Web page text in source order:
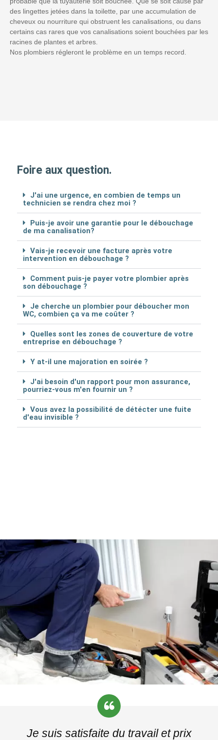
des lingettes jetées dans la toilette, par une accumulation de
cheveux ou nourriture qui obstruent les canalisations, ou dans
certains cas rares que vos canalisations soient bouchées par les
racines de plantes et arbres.
Nos plombiers régleront le problème en un temps record.
Foire aux question.
J'ai une urgence, en combien de temps un
technicien se rendra chez moi ?
Puis-je avoir une garantie pour le débouchage
de ma canalisation?
Vais-je recevoir une facture après votre
intervention en débouchage ?
Comment puis-je payer votre plombier après
son débouchage ?
Je cherche un plombier pour déboucher mon
WC, combien ça va me coûter ?
Quelles sont les zones de couverture de votre
entreprise en débouchage ?
Y at-il une majoration en soirée ?
J'ai besoin d'un rapport pour mon assurance,
pourriez-vous m'en fournir un ?
Vous avez la possibilité de détécter une fuite
d'eau invisible ?
Je suis satisfaite du travail et prix